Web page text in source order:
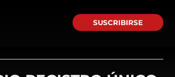
SUSCRIBIRSE